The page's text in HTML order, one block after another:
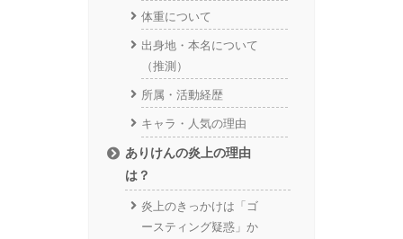
体重について
出身地・本名について
（推測）
所属・活動経歴
キャラ・人気の理由
ありけんの炎上の理由
は？
炎上のきっかけは「ゴ
ースティング疑惑」か